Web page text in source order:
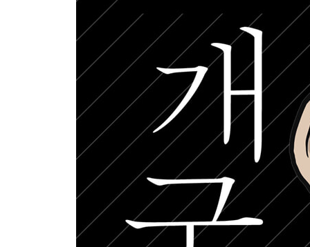
작가 후기
《개국》 연표
조선과 세계
The Annals of the Joseon Dynasty
Summary: The Founding of a Dynasty
세계의 문화유산, 《조선왕조실록》
도움을 받은 책들